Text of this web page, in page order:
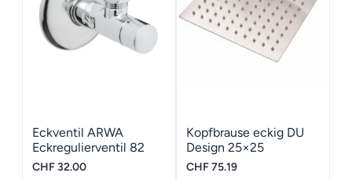
Eckventil ARWA
Eckregulierventil 82
CHF32.00
Kopfbrause eckig DU
Design 25×25
CHF75.19